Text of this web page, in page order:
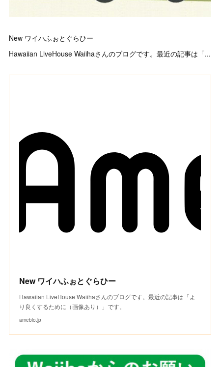
New ワイハふぉとぐらひー
Hawaiian LiveHouse Waiihaさんのブログです。最近の記事は「...
New ワイハふぉとぐらひー
Hawaiian LiveHouse Waiihaさんのブログです。最近の記事は「よ
り良くするために（画像あり）」です。
ameblo.jp